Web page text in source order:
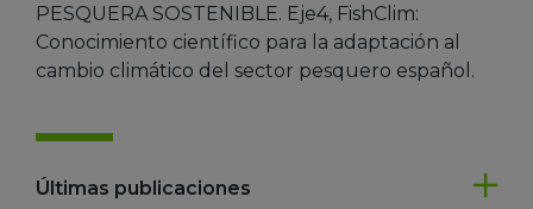
PESQUERA SOSTENIBLE. Eje4, FishClim:
Conocimiento científico para la adaptación al
cambio climático del sector pesquero español.
Últimas publicaciones